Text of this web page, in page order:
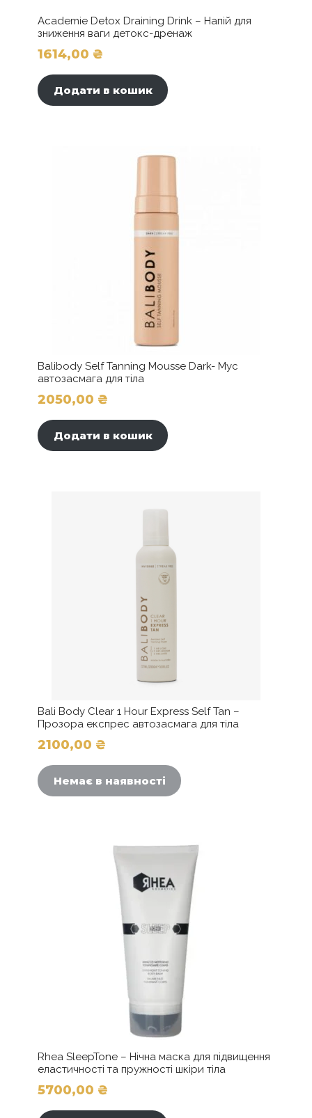
Academie Detox Draining Drink – Напій для
зниження ваги детокс-дренаж
1614,00 ₴
Додати в кошик
Balibody Self Tanning Mousse Dark- Мус
автозасмага для тіла
2050,00 ₴
Додати в кошик
Bali Body Clear 1 Hour Express Self Tan –
Прозора експрес автозасмага для тіла
2100,00 ₴
Немає в наявності
Rhea SleepTone – Нічна маска для підвищення
еластичності та пружності шкіри тіла
5700,00 ₴